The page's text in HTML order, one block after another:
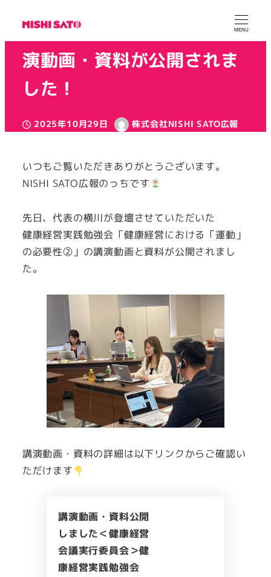
MENU
「健康経営実践勉強会」講
演動画・資料が公開されま
した！
投稿日
2025年10月29日
著
株式会社NISHI SATO広報
いつもご覧いただきありがとうございます。
NISHI SATO広報のっちです
先日、代表の横川が登壇させていただいた
健康経営実践勉強会「健康経営における「運動」
の必要性②」の講演動画と資料が公開されまし
た。
講演動画・資料の詳細は以下リンクからご確認い
ただけます
講演動画・資料公開
しました＜健康経営
会議実行委員会＞健
康経営実践勉強会